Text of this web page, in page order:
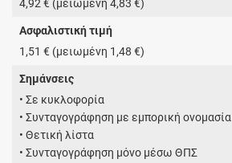
4,92 € (μειωμένη 4,83 €)
Ασφαλιστική τιμή
1,51 € (μειωμένη 1,48 €)
Σημάνσεις
• Σε κυκλοφορία
• Συνταγογράφηση με εμπορική ονομασία
• Θετική λίστα
• Συνταγογράφηση μόνο μέσω ΘΠΣ